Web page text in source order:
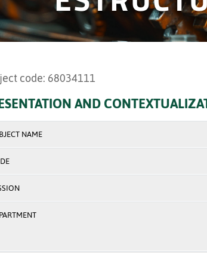
code: 68034111
AND
NAME